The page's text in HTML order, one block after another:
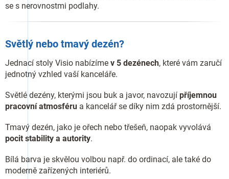
se s nerovnostmi podlahy.
Světlý nebo tmavý dezén?
Jednací stoly Visio nabízíme v 5 dezénech, které vám zaručí
jednotný vzhled vaší kanceláře.
Světlé dezény, kterými jsou buk a javor, navozují příjemnou
pracovní atmosféru a kancelář se díky nim zdá prostornější.
Tmavý dezén, jako je ořech nebo třešeň, naopak vyvolává
pocit stability a autority.
Bílá barva je skvělou volbou např. do ordinací, ale také do
moderně zařízených interiérů.